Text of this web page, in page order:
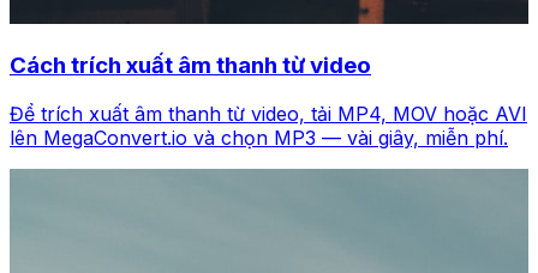
Cách trích xuất âm thanh từ video
Để trích xuất âm thanh từ video, tải MP4, MOV hoặc AVI
lên MegaConvert.io và chọn MP3 — vài giây, miễn phí.